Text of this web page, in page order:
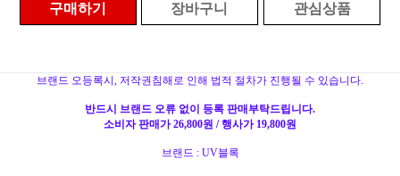
구매하기 장바구니 관심상품
브랜드 오등록시, 저작권침해로 인해 법적 절차가 진행될 수 있습니다.
반드시 브랜드 오류 없이 등록 판매부탁드립니다.
소비자 판매가 26,800원 / 행사가 19,800원
브랜드 : UV블록